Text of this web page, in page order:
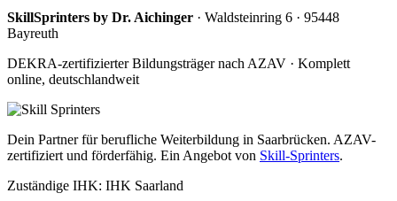
SkillSprinters by Dr. Aichinger · Waldsteinring 6 · 95448
Bayreuth
DEKRA-zertifizierter Bildungsträger nach AZAV · Komplett
online, deutschlandweit
Dein Partner für berufliche Weiterbildung in Saarbrücken. AZAV-
zertifiziert und förderfähig. Ein Angebot von Skill-Sprinters.
Zuständige IHK: IHK Saarland